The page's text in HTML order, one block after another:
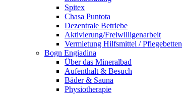
Spitex
Chasa Puntota
Dezentrale Betriebe
Aktivierung/Freiwilligenarbeit
Vermietung Hilfsmittel / Pflegebetten
Bogn Engiadina
Über das Mineralbad
Aufenthalt & Besuch
Bäder & Sauna
Physiotherapie